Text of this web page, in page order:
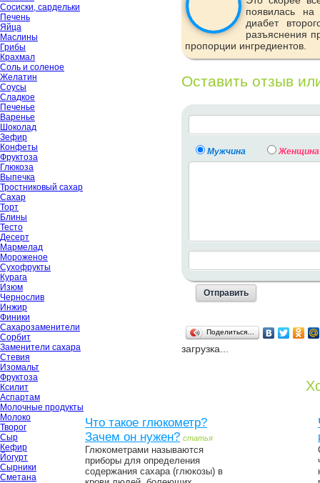
Сосиски, сардельки
Печень
Яйца
Маслины
Грибы
Крахмал
Соль и соленое
Желатин
Соусы
Сладкое
Печенье
Варенье
Шоколад
Зефир
Конфеты
Фруктоза
Глюкоза
Выпечка
Тростниковый сахар
Сахар
Торт
Блины
Тесто
Десерт
Мармелад
Мороженое
Сухофрукты
Курага
Изюм
Чернослив
Инжир
Финики
Сахарозаменители
Сорбит
Заменители сахара
Стевия
Изомальт
Фруктоза
Ксилит
Аспартам
Молочные продукты
Молоко
Творог
Сыр
Кефир
Йогурт
Сырники
Сметана
появилась
диабет
разъяснения
пропорции ингредиентов.
Оставить отзыв
Мужчина Женщина
Поделиться…
загрузка...
Что такое глюкометр?
Зачем он нужен? статья
Глюкометрами называются
приборы для определения
содержания сахара (глюкозы) в